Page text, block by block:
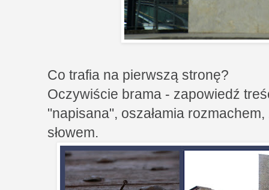
Co trafia na pierwszą stronę?
Oczywiście brama - zapowiedź
"napisana", oszałamia
słowem.